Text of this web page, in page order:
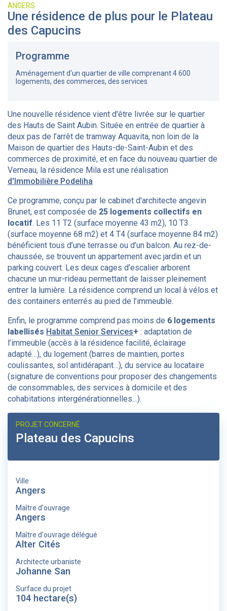
ANGERS
Une résidence de plus pour le Plateau
des Capucins
Programme
Aménagement d'un quartier de ville comprenant 4 600
logements, des commerces, des services
Une nouvelle résidence vient d'être livrée sur le quartier
des Hauts de Saint Aubin. Située en entrée de quartier à
deux pas de l’arrêt de tramway Aquavita, non loin de la
Maison de quartier des Hauts-de-Saint-Aubin et des
commerces de proximité, et en face du nouveau quartier de
Verneau, la résidence Mila est une réalisation
d'Immobilière Podeliha
Ce programme, conçu par le cabinet d'architecte angevin
Brunet, est composée de 25 logements collectifs en
locatif. Les 11 T2 (surface moyenne 43 m2), 10 T3
(surface moyenne 68 m2) et 4 T4 (surface moyenne 84 m2)
bénéficient tous d’une terrasse ou d’un balcon. Au rez-de-
chaussée, se trouvent un appartement avec jardin et un
parking couvert. Les deux cages d’escalier arborent
chacune un mur-rideau permettant de laisser pleinement
entrer la lumière. La résidence comprend un local à vélos et
des containers enterrés au pied de l’immeuble.
Enfin, le programme comprend pas moins de 6 logements
labellisés Habitat Senior Services+ : adaptation de
l’immeuble (accès à la résidence facilité, éclairage
adapté…), du logement (barres de maintien, portes
coulissantes, sol antidérapant…), du service au locataire
(signature de conventions pour proposer des changements
de consommables, des services à domicile et des
cohabitations intergénérationnelles…).
PROJET CONCERNÉ
Plateau des Capucins
Ville
Angers
Maître d'ouvrage
Angers
Maître d'ouvrage délégué
Alter Cités
Architecte urbaniste
Johanne San
Surface du projet
104 hectare(s)